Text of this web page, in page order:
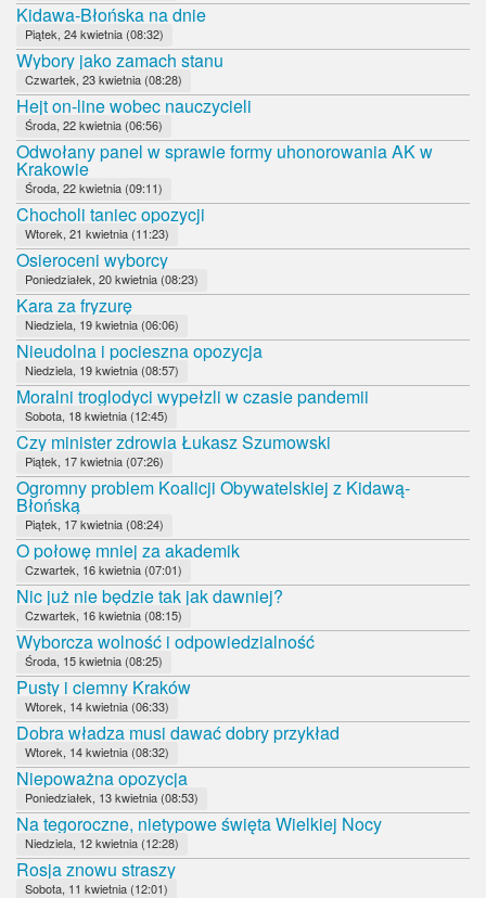
Kidawa-Błońska na dnie
Piątek, 24 kwietnia (08:32)
Wybory jako zamach stanu
Czwartek, 23 kwietnia (08:28)
Hejt on-line wobec nauczycieli
Środa, 22 kwietnia (06:56)
Odwołany panel w sprawie formy uhonorowania AK w
Krakowie
Środa, 22 kwietnia (09:11)
Chocholi taniec opozycji
Wtorek, 21 kwietnia (11:23)
Osieroceni wyborcy
Poniedziałek, 20 kwietnia (08:23)
Kara za fryzurę
Niedziela, 19 kwietnia (06:06)
Nieudolna i pocieszna opozycja
Niedziela, 19 kwietnia (08:57)
Moralni troglodyci wypełzli w czasie pandemii
Sobota, 18 kwietnia (12:45)
Czy minister zdrowia Łukasz Szumowski
Piątek, 17 kwietnia (07:26)
Ogromny problem Koalicji Obywatelskiej z Kidawą-
Błońską
Piątek, 17 kwietnia (08:24)
O połowę mniej za akademik
Czwartek, 16 kwietnia (07:01)
Nic już nie będzie tak jak dawniej?
Czwartek, 16 kwietnia (08:15)
Wyborcza wolność i odpowiedzialność
Środa, 15 kwietnia (08:25)
Pusty i ciemny Kraków
Wtorek, 14 kwietnia (06:33)
Dobra władza musi dawać dobry przykład
Wtorek, 14 kwietnia (08:32)
Niepoważna opozycja
Poniedziałek, 13 kwietnia (08:53)
Na tegoroczne, nietypowe święta Wielkiej Nocy
Niedziela, 12 kwietnia (12:28)
Rosja znowu straszy
Sobota, 11 kwietnia (12:01)